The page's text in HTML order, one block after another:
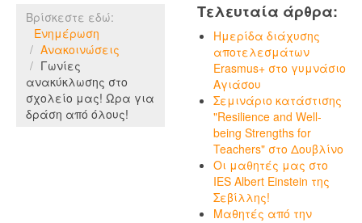
Βρίσκεστε εδώ:
Ενημέρωση
Ανακοινώσεις
Γωνίες
ανακύκλωσης στο
σχολείο μας! Ωρα για
δράση από όλους!
Τελευταία άρθρα:
Ημερίδα διάχυσης
αποτελεσμάτων
Erasmus+ στο γυμνάσιο
Αγιάσου
Σεμινάριο κατάστισης
"Resilience and Well-
being Strengths for
Teachers" στο Δουβλίνο
Οι μαθητές μας στο
IES Albert Einstein της
Σεβίλλης!
Μαθητές από την